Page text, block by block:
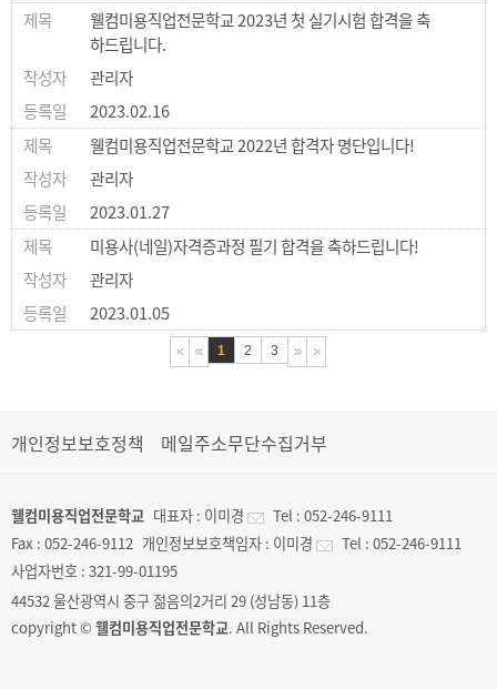
웰컴미용직업전문학교 2023년 첫 실기시험 합격을 축
하드립니다.
관리자
2023.02.16
웰컴미용직업전문학교 2022년 합격자 명단입니다!
관리자
2023.01.27
미용사(네일)자격증과정 필기 합격을 축하드립니다!
관리자
2023.01.05
1 2 3
개인정보보호정책 메일주소무단수집거부
웰컴미용직업전문학교 대표자 : 이미경 Tel : 052-246-9111
Fax : 052-246-9112 개인정보보호책임자 : 이미경 Tel : 052-246-9111
사업자번호 : 321-99-01195
44532 울산광역시 중구 젊음의2거리 29 (성남동) 11층
copyright ©웰컴미용직업전문학교. All Rights Reserved.